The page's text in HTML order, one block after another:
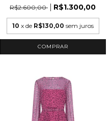
R$2.600,00
R$1.300,00
10 x de R$130,00 sem juros
COMPRAR